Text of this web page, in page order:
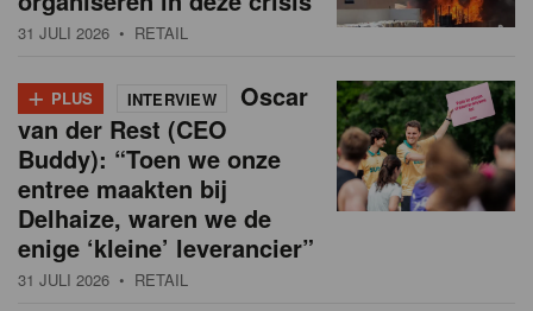
31 JULI 2026 • RETAIL
+ PLUS INTERVIEW
Oscar
van der Rest (CEO
Buddy): “Toen we onze
entree maakten bij
Delhaize, waren we de
enige ‘kleine’ leverancier”
31 JULI 2026 • RETAIL